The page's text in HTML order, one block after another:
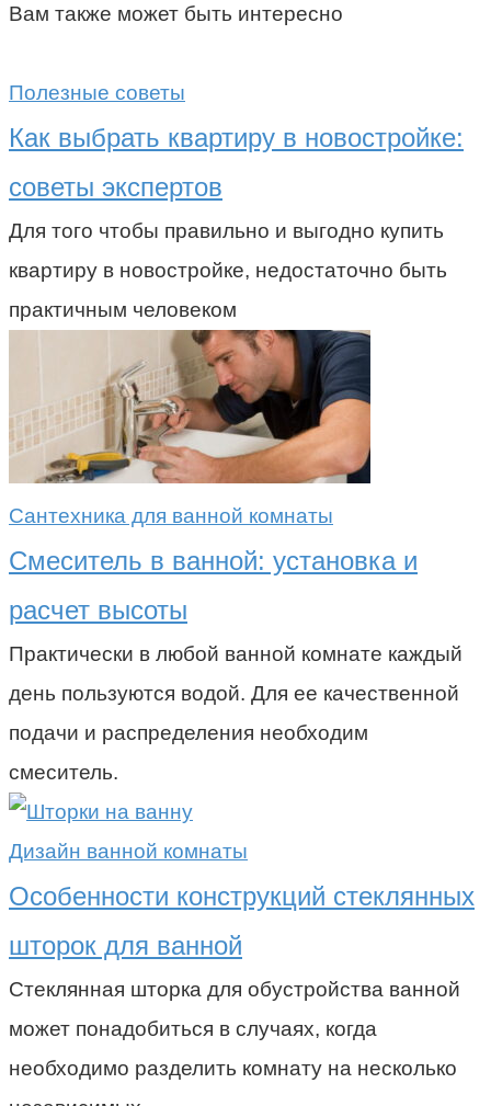
Вам также может быть интересно
Полезные советы
Как выбрать квартиру в новостройке:
советы экспертов
Для того чтобы правильно и выгодно купить
квартиру в новостройке, недостаточно быть
практичным человеком
Сантехника для ванной комнаты
Смеситель в ванной: установка и
расчет высоты
Практически в любой ванной комнате каждый
день пользуются водой. Для ее качественной
подачи и распределения необходим
смеситель.
Дизайн ванной комнаты
Особенности конструкций стеклянных
шторок для ванной
Стеклянная шторка для обустройства ванной
может понадобиться в случаях, когда
необходимо разделить комнату на несколько